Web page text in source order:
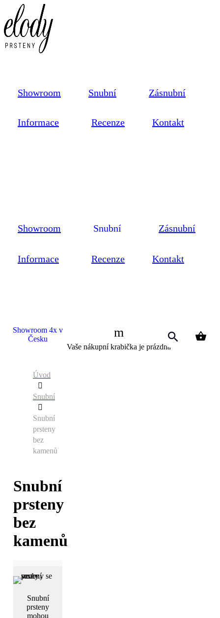
Showroom Snubní Zásnubní
Informace Recenze Kontakt
Showroom Snubní Zásnubní
Informace Recenze Kontakt
Vaše nákupní krabička je prázdná
Showroom 4x v
Česku
Úvod
Snubní
Snubní
prsteny
bez
kamenů
Snubní
prsteny
bez
kamenů
Snubní
prsteny
mohou